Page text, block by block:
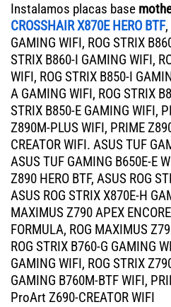
Instalamos placas base
CROSSHAIR X870E HERO BTF,
GAMING WIFI, ROG STRIX
STRIX B860-I GAMING WIFI,
WIFI, ROG STRIX B850-I
A GAMING WIFI, ROG STRIX
STRIX B850-E GAMING WIFI,
Z890M-PLUS WIFI, PRIME
CREATOR WIFI. ASUS TUF
ASUS TUF GAMING B650E-E
Z890 HERO BTF, ASUS ROG
ASUS ROG STRIX X870E-H
MAXIMUS Z790 APEX
FORMULA, ROG MAXIMUS
ROG STRIX B760-G GAMING
GAMING WIFI, ROG STRIX
GAMING B760M-BTF WIFI,
ProArt Z690-CREATOR WIFI